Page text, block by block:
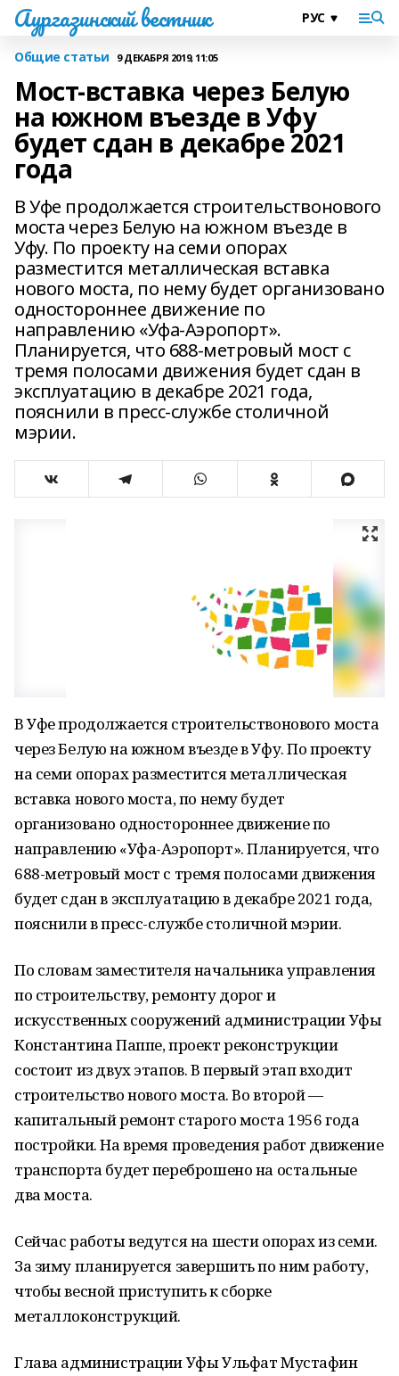
Аургазинский вестник
Общие статьи 9 ДЕКАБРЯ 2019, 11:05
Мост-вставка через Белую
на южном въезде в Уфу
будет сдан в декабре 2021
года
В Уфе продолжается строительствонового
моста через Белую на южном въезде в
Уфу. По проекту на семи опорах
разместится металлическая вставка
нового моста, по нему будет организовано
одностороннее движение по
направлению «Уфа-Аэропорт».
Планируется, что 688-метровый мост с
тремя полосами движения будет сдан в
эксплуатацию в декабре 2021 года,
пояснили в пресс-службе столичной
мэрии.
В Уфе продолжается строительствонового моста
через Белую на южном въезде в Уфу. По проекту
на семи опорах разместится металлическая
вставка нового моста, по нему будет
организовано одностороннее движение по
направлению «Уфа-Аэропорт». Планируется, что
688-метровый мост с тремя полосами движения
будет сдан в эксплуатацию в декабре 2021 года,
пояснили в пресс-службе столичной мэрии.
По словам заместителя начальника управления
по строительству, ремонту дорог и
искусственных сооружений администрации Уфы
Константина Паппе, проект реконструкции
состоит из двух этапов. В первый этап входит
строительство нового моста. Во второй —
капитальный ремонт старого моста 1956 года
постройки. На время проведения работ движение
транспорта будет переброшено на остальные
два моста.
Сейчас работы ведутся на шести опорах из семи.
За зиму планируется завершить по ним работу,
чтобы весной приступить к сборке
металлоконструкций.
Глава администрации Уфы Ульфат Мустафин